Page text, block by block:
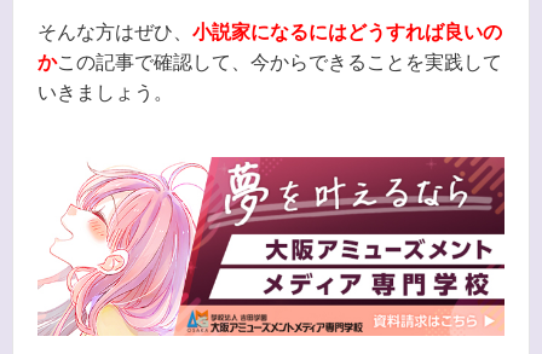
そんな方はぜひ、 小説家になるにはどうすれば良いの
かこの記事で確認して、今からできることを実践して
いきましょう。